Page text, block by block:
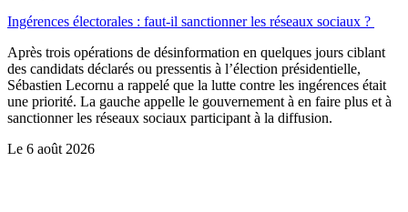
Ingérences électorales : faut-il sanctionner les réseaux sociaux ?
Après trois opérations de désinformation en quelques jours ciblant
des candidats déclarés ou pressentis à l’élection présidentielle,
Sébastien Lecornu a rappelé que la lutte contre les ingérences était
une priorité. La gauche appelle le gouvernement à en faire plus et à
sanctionner les réseaux sociaux participant à la diffusion.
Le 6 août 2026